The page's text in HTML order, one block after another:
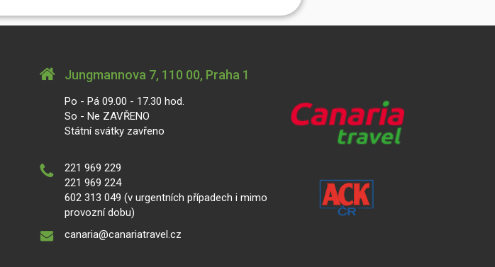
Jungmannova 7, 110 00, Praha 1
Po - Pá 09.00 - 17.30 hod.
So - Ne ZAVŘENO
Státní svátky zavřeno
221 969 229
221 969 224
602 313 049 (v urgentních případech i mimo
provozní dobu)
canaria@canariatravel.cz